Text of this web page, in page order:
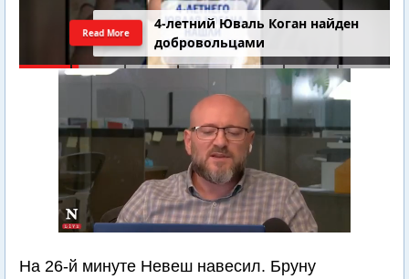
4-летний Юваль Коган найден
добровольцами
Read More
На 26-й минуте Невеш навесил. Бруну